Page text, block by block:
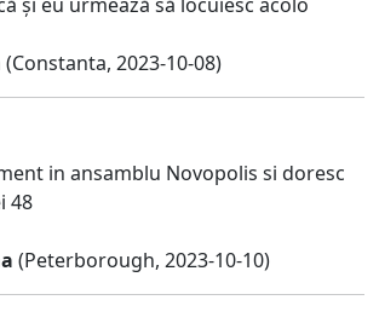
(Constanta, 2023-10-08)
in ansamblu Novopolis si doresc
48
(Peterborough, 2023-10-10)